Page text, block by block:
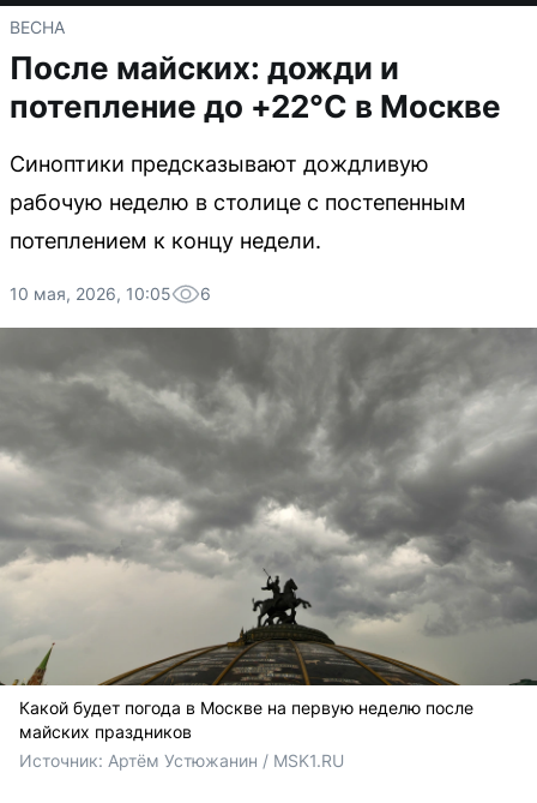
ВЕСНА
После майских: дожди и
потепление до +22°C в Москве
Синоптики предсказывают дождливую
рабочую неделю в столице с постепенным
потеплением к концу недели.
10 мая, 2026, 10:05 6
Какой будет погода в Москве на первую неделю после
майских праздников
Источник: Артём Устюжанин / MSK1.RU